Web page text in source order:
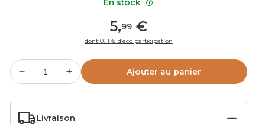
5,99€
dont 0.11 € d’éco participation
Ajouter au panier
Livraison